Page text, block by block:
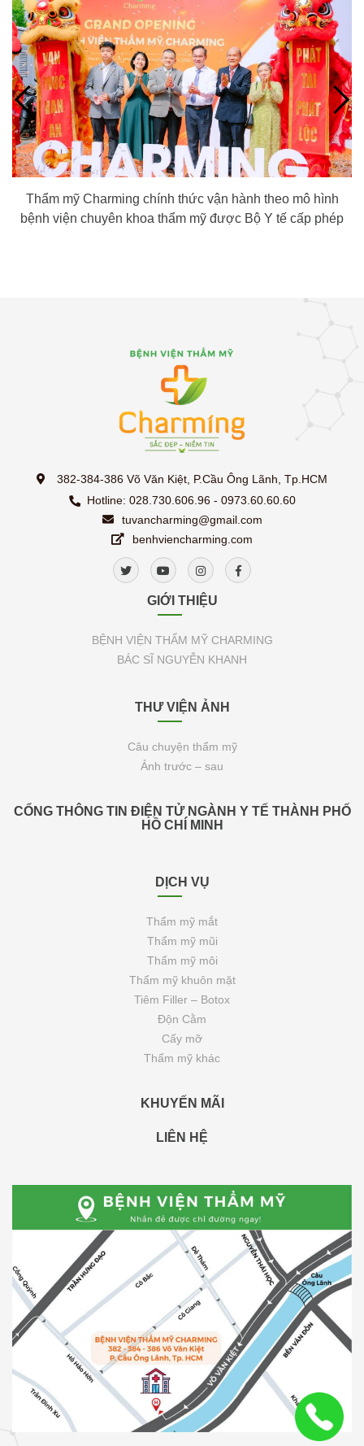
Thẩm mỹ Charming chính thức vận hành theo mô hình
bệnh viện chuyên khoa thẩm mỹ được Bộ Y tế cấp phép
382-384-386 Võ Văn Kiệt, P.Cầu Ông Lãnh, Tp.HCM
Hotline: 028.730.606.96 - 0973.60.60.60
tuvancharming@gmail.com
benhviencharming.com
GIỚI THIỆU
BỆNH VIỆN THẨM MỸ CHARMING
BÁC SĨ NGUYỄN KHANH
THƯ VIỆN ẢNH
Câu chuyện thẩm mỹ
Ảnh trước – sau
CỔNG THÔNG TIN ĐIỆN TỬ NGÀNH Y TẾ THÀNH PHỐ
HỒ CHÍ MINH
DỊCH VỤ
Thẩm mỹ mắt
Thẩm mỹ mũi
Thẩm mỹ môi
Thẩm mỹ khuôn mặt
Tiêm Filler – Botox
Độn Cằm
Cấy mỡ
Thẩm mỹ khác
KHUYẾN MÃI
LIÊN HỆ